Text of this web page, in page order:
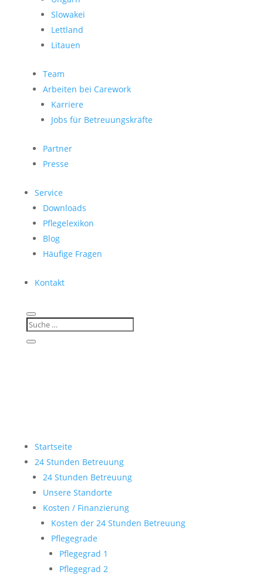
Slowakei
Lettland
Litauen
Team
Arbeiten bei Carework
Karriere
Jobs für Betreuungskräfte
Partner
Presse
Service
Downloads
Pflegelexikon
Blog
Häufige Fragen
Kontakt
Startseite
24 Stunden Betreuung
24 Stunden Betreuung
Unsere Standorte
Kosten / Finanzierung
Kosten der 24 Stunden Betreuung
Pflegegrade
Pflegegrad 1
Pflegegrad 2